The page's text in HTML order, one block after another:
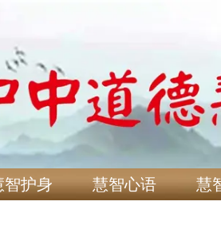
智护身 慧智心语 慧